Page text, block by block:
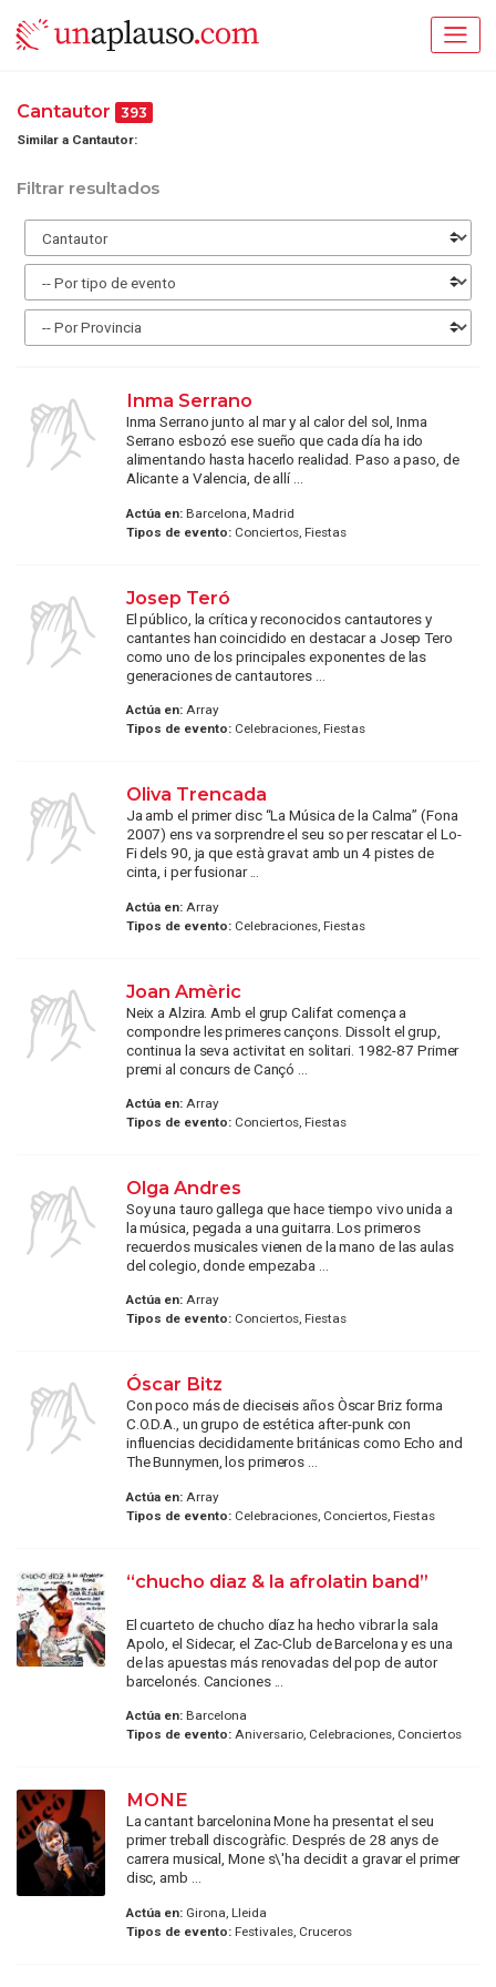
Cantautor 393
Similar a Cantautor:
Filtrar resultados
Inma Serrano
Inma Serrano junto al mar y al calor del sol, Inma
Serrano esbozó ese sueño que cada día ha ido
alimentando hasta hacerlo realidad. Paso a paso, de
Alicante a Valencia, de allí ...
Actúa en:Barcelona, Madrid
Tipos de evento:Conciertos, Fiestas
Josep Teró
El público, la crítica y reconocidos cantautores y
cantantes han coincidido en destacar a Josep Tero
como uno de los principales exponentes de las
generaciones de cantautores ...
Actúa en:Array
Tipos de evento:Celebraciones, Fiestas
Oliva Trencada
Ja amb el primer disc “La Música de la Calma” (Fona
2007) ens va sorprendre el seu so per rescatar el Lo-
Fi dels 90, ja que està gravat amb un 4 pistes de
cinta, i per fusionar ...
Actúa en:Array
Tipos de evento:Celebraciones, Fiestas
Joan Amèric
Neix a Alzira. Amb el grup Califat comença a
compondre les primeres cançons. Dissolt el grup,
continua la seva activitat en solitari. 1982-87 Primer
premi al concurs de Cançó ...
Actúa en:Array
Tipos de evento:Conciertos, Fiestas
Olga Andres
Soy una tauro gallega que hace tiempo vivo unida a
la música, pegada a una guitarra. Los primeros
recuerdos musicales vienen de la mano de las aulas
del colegio, donde empezaba ...
Actúa en:Array
Tipos de evento:Conciertos, Fiestas
Óscar Bitz
Con poco más de dieciseis años Òscar Briz forma
C.O.D.A., un grupo de estética after-punk con
influencias decididamente británicas como Echo and
The Bunnymen, los primeros ...
Actúa en:Array
Tipos de evento:Celebraciones, Conciertos, Fiestas
“chucho diaz & la afrolatin band”
El cuarteto de chucho díaz ha hecho vibrar la sala
Apolo, el Sidecar, el Zac-Club de Barcelona y es una
de las apuestas más renovadas del pop de autor
barcelonés. Canciones ...
Actúa en:Barcelona
Tipos de evento:Aniversario, Celebraciones, Conciertos
MONE
La cantant barcelonina Mone ha presentat el seu
primer treball discogràfic. Després de 28 anys de
carrera musical, Mone s\'ha decidit a gravar el primer
disc, amb ...
Actúa en:Girona, Lleida
Tipos de evento:Festivales, Cruceros